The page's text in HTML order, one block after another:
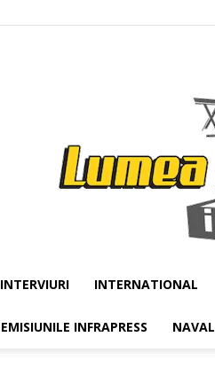
INTERVIURI INTERNATIONAL
EMISIUNILE INFRAPRESS NAVAL